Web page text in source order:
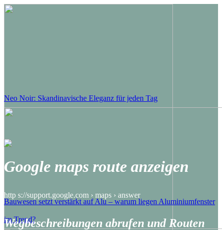
Neo Noir: Skandinavische Eleganz für jeden Tag
Bauwesen setzt verstärkt auf Alu – warum liegen Aluminiumfenster
im Trend?
Google maps route anzeigen
http s://support.google.com › maps › answer
Wegbeschreibungen abrufen und Routen